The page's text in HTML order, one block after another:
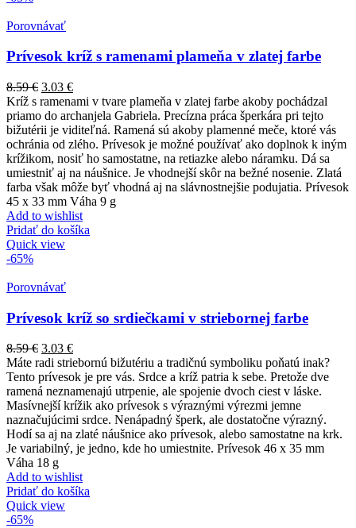
Porovnávať
Prívesok kríž s ramenami plameňa v zlatej farbe
8.59€ 3.03 €
Kríž s ramenami v tvare plameňa v zlatej farbe akoby pochádzal
priamo do archanjela Gabriela. Precízna práca šperkára pri tejto
bižutérii je viditeľná. Ramená sú akoby plamenné meče, ktoré vás
ochránia od zlého. Prívesok je možné používať ako doplnok k iným
krížikom, nosiť ho samostatne, na retiazke alebo náramku. Dá sa
umiestniť aj na náušnice. Je vhodnejší skôr na bežné nosenie. Zlatá
farba však môže byť vhodná aj na slávnostnejšie podujatia. Prívesok
45 x 33 mm Váha 9 g
Add to wishlist
Pridať do košíka
Quick view
-65%
Porovnávať
Prívesok kríž so srdiečkami v striebornej farbe
8.59€ 3.03 €
Máte radi striebornú bižutériu a tradičnú symboliku poňatú inak?
Tento prívesok je pre vás. Srdce a kríž patria k sebe. Pretože dve
ramená neznamenajú utrpenie, ale spojenie dvoch ciest v láske.
Masívnejší krížik ako prívesok s výraznými výrezmi jemne
naznačujúcimi srdce. Nenápadný šperk, ale dostatočne výrazný.
Hodí sa aj na zlaté náušnice ako prívesok, alebo samostatne na krk.
Je variabilný, je jedno, kde ho umiestnite. Prívesok 46 x 35 mm
Váha 18 g
Add to wishlist
Pridať do košíka
Quick view
-65%